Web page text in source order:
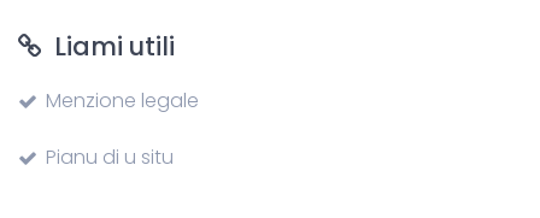
Liami utili
Menzione legale
Pianu di u situ